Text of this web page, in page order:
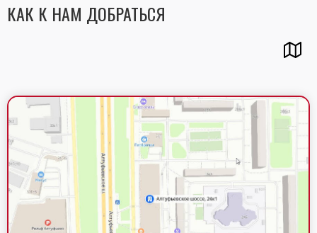
КАК К НАМ ДОБРАТЬСЯ